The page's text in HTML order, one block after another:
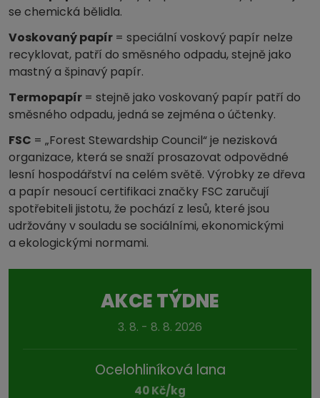
se chemická bělidla.
Voskovaný papír = speciální voskový papír nelze
recyklovat, patří do směsného odpadu, stejně jako
mastný a špinavý papír.
Termopapír = stejně jako voskovaný papír patří do
směsného odpadu, jedná se zejména o účtenky.
FSC = „Forest Stewardship Council“ je nezisková
organizace, která se snaží prosazovat odpovědné
lesní hospodářství na celém světě. Výrobky ze dřeva
a papír nesoucí certifikaci značky FSC zaručují
spotřebiteli jistotu, že pochází z lesů, které jsou
udržovány v souladu se sociálními, ekonomickými
a ekologickými normami.
AKCE TÝDNE
3. 8. - 8. 8. 2026
Ocelohliníková lana
40 Kč/kg